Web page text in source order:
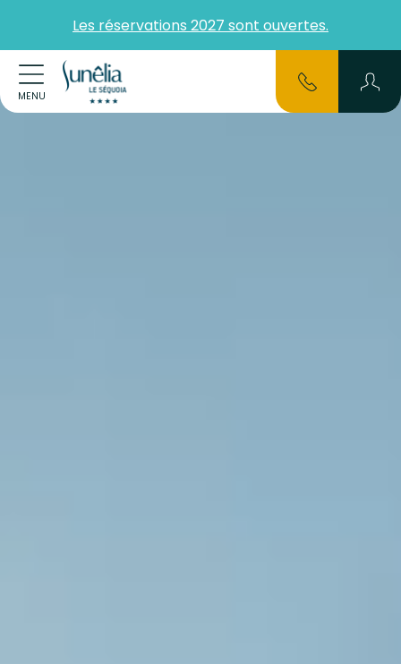
Les réservations 2027 sont ouvertes.
MENU